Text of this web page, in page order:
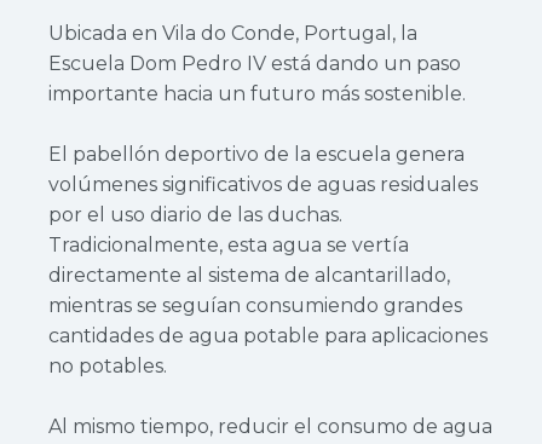
Ubicada en Vila do Conde, Portugal, la
Escuela Dom Pedro IV está dando un paso
importante hacia un futuro más sostenible.
El pabellón deportivo de la escuela genera
volúmenes significativos de aguas residuales
por el uso diario de las duchas.
Tradicionalmente, esta agua se vertía
directamente al sistema de alcantarillado,
mientras se seguían consumiendo grandes
cantidades de agua potable para aplicaciones
no potables.
Al mismo tiempo, reducir el consumo de agua